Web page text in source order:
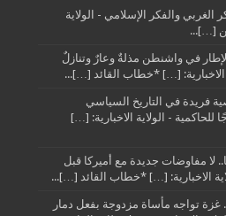
الغربي والفكر الإسلامي - الولاية
[…]...
في واشنطن مذلةٌ وعارٌ وتنازلٌ
الاخبارية: […] *خطاب القائد […]...
فريدة في التاريخ السياسي
للحاكمية - الولاية الاخبارية: […]
لا مفاوضات جديدة مع أميركا قبل
الاخبارية: […] *خطاب القائد […]...
تواجه مأساة مزدوجة بفعل دمار